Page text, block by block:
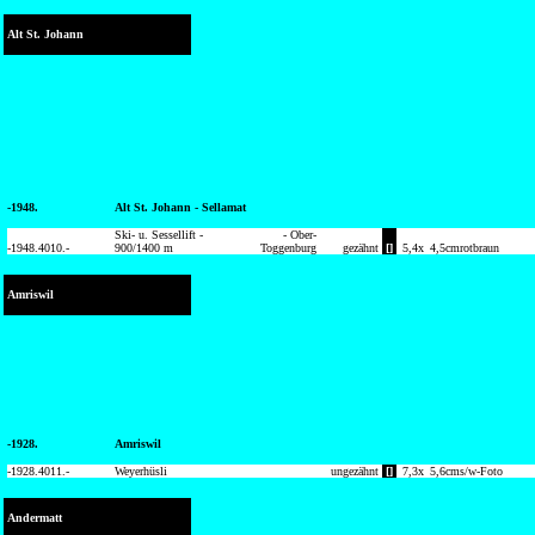
Alt St. Johann
-1948. Alt St. Johann - Sellamat
-1948. 4010.-
Ski- u. Sessellift -
900/1400 m
- Ober-
Toggenburg
gezähnt [] 5,4x 4,5cmrotbraun
Amriswil
-1928. Amriswil
-1928. 4011.- Weyerhüsli ungezähnt [] 7,3x 5,6cms/w-Foto
Andermatt